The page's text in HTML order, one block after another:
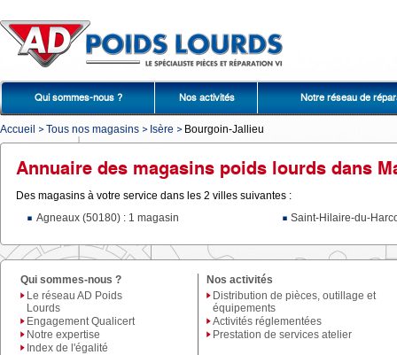
Qui sommes-nous ? Nos activités Notre réseau de
Accueil Tous nos magasins Isère Bourgoin-Jallieu
Annuaire des magasins poids lourds dans
Des magasins à votre service dans les 2 villes suivantes :
Agneaux (50180) : 1 magasin
Saint-Hilaire-du-
Qui sommes-nous ?
Le réseau AD Poids
Lourds
Engagement Qualicert
Notre expertise
Index de l'égalité
Nos activités
Distribution de pièces, outillage et
équipements
Activités réglementées
Prestation de services atelier